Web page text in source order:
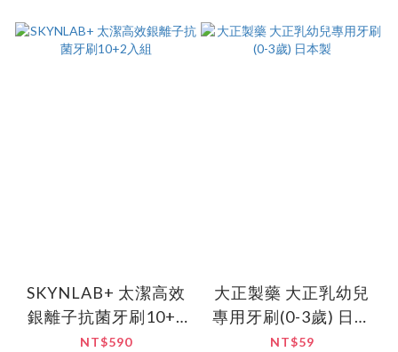
SKYNLAB+ 太潔高效
銀離子抗菌牙刷10+2
入組
NT$590
大正製藥 大正乳幼兒
專用牙刷(0-3歲) 日本
製
NT$59